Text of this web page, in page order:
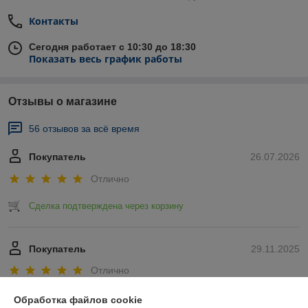
Контакты
Сегодня работает с 10:30 до 18:30
Показать весь график работы
Отзывы о магазине
56 отзывов за всё время
26.07.2026
Покупатель
Отлично
Сделка подтверждена через корзину
29.11.2025
Покупатель
Отлично
Показать все отзывы
Обработка файлов cookie